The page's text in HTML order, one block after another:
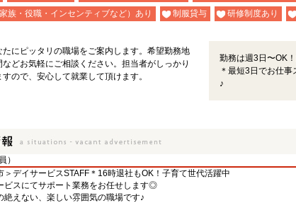
族・役職・インセンティブなど）あり
制服貸与 研修制度あり
たにピッタリの職場をご案内します。希望勤務地
どお気軽にご相談ください。担当者がしっかり
ので、安心して就業して頂けます。
勤務は週3日〜OK
＊最短3日でお仕
♪
）
＞デイサービスSTAFF＊16時退社もOK！子育て世代活躍中
ビスにてサポート業務をお任せします◎
絶えない、楽しい雰囲気の職場です♪